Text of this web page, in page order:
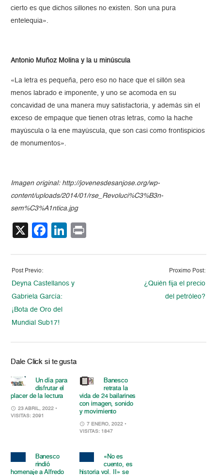
cierto es que dichos sillones no existen. Son una pura
entelequia».
Antonio Muñoz Molina y la u minúscula
«La letra es pequeña, pero eso no hace que el sillón sea
menos labrado e imponente, y uno se acomoda en su
concavidad de una manera muy satisfactoria, y además sin el
exceso de empaque que tienen otras letras, como la hache
mayúscula o la ene mayúscula, que son casi como frontispicios
de monumentos».
Imagen original: http://jovenesdesanjose.org/wp-
content/uploads/2014/01/rse_Revoluci%C3%B3n-
sem%C3%A1ntica.jpg
X Facebook
LinkedIn
Post Previo:
Deyna Castellanos y
Gabriela García:
¡Bota de Oro del
Mundial Sub17!
Proximo Post:
¿Quién fija el precio
del petróleo?
Dale Click si te gusta
Un día para
disfrutar el
placer de la lectura
23 ABRIL, 2022 •
VISITAS: 2091
Banesco
retrata la
vida de 24 bailarines
con imagen, sonido
y movimiento
7 ENERO, 2022 •
VISITAS: 1847
Banesco
rindió
homenaje a Alfredo
«No es
cuento, es
historia vol. II» se